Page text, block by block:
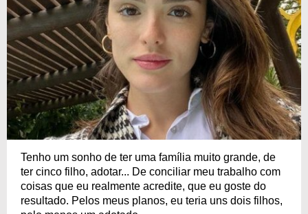
Tenho um sonho de ter uma família muito grande, de
ter cinco filho, adotar... De conciliar meu trabalho com
coisas que eu realmente acredite, que eu goste do
resultado. Pelos meus planos, eu teria uns dois filhos,